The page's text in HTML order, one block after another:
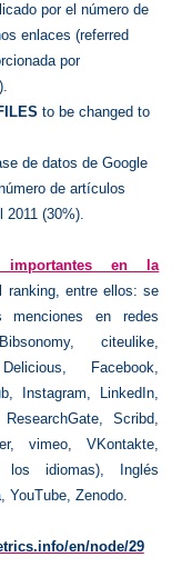
por el número de
enlaces (referred
por
to be changed to
de datos de Google
de artículos
2011 (30%).
importantes en la
ranking, entre ellos: se
menciones en redes
citeulike,
Facebook,
Instagram, LinkedIn,
Scribd,
vimeo, VKontakte,
los idiomas), Inglés
YouTube, Zenodo.
en/node/29